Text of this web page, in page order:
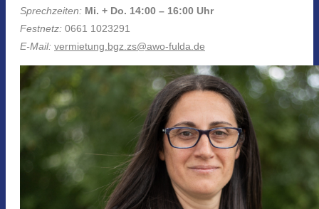
Sprechzeiten: Mi. + Do. 14:00 – 16:00 Uhr
Festnetz: 0661 1023291
E-Mail: vermietung.bgz.zs@awo-fulda.de